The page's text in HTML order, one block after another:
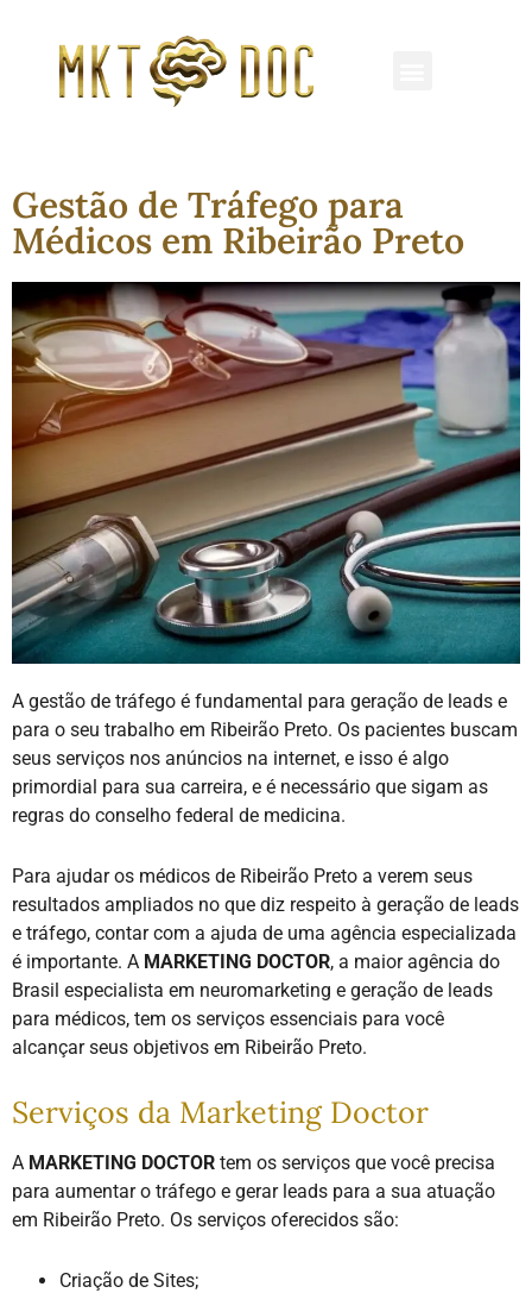
Gestão de Tráfego para
Médicos em Ribeirão Preto
A gestão de tráfego é fundamental para geração de leads e
para o seu trabalho em Ribeirão Preto. Os pacientes buscam
seus serviços nos anúncios na internet, e isso é algo
primordial para sua carreira, e é necessário que sigam as
regras do conselho federal de medicina.
Para ajudar os médicos de Ribeirão Preto a verem seus
resultados ampliados no que diz respeito à geração de leads
e tráfego, contar com a ajuda de uma agência especializada
é importante. A MARKETING DOCTOR, a maior agência do
Brasil especialista em neuromarketing e geração de leads
para médicos, tem os serviços essenciais para você
alcançar seus objetivos em Ribeirão Preto.
Serviços da Marketing Doctor
A MARKETING DOCTOR tem os serviços que você precisa
para aumentar o tráfego e gerar leads para a sua atuação
em Ribeirão Preto. Os serviços oferecidos são:
Criação de Sites;